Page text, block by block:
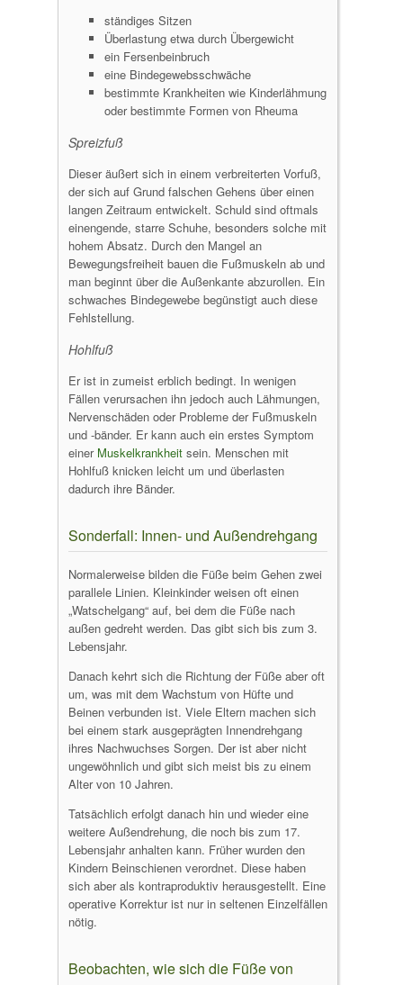
ständiges Sitzen
Überlastung etwa durch Übergewicht
ein Fersenbeinbruch
eine Bindegewebsschwäche
bestimmte Krankheiten wie Kinderlähmung
oder bestimmte Formen von Rheuma
Spreizfuß
Dieser äußert sich in einem verbreiterten Vorfuß,
der sich auf Grund falschen Gehens über einen
langen Zeitraum entwickelt. Schuld sind oftmals
einengende, starre Schuhe, besonders solche mit
hohem Absatz. Durch den Mangel an
Bewegungsfreiheit bauen die Fußmuskeln ab und
man beginnt über die Außenkante abzurollen. Ein
schwaches Bindegewebe begünstigt auch diese
Fehlstellung.
Hohlfuß
Er ist in zumeist erblich bedingt. In wenigen
Fällen verursachen ihn jedoch auch Lähmungen,
Nervenschäden oder Probleme der Fußmuskeln
und -bänder. Er kann auch ein erstes Symptom
einer Muskelkrankheit sein. Menschen mit
Hohlfuß knicken leicht um und überlasten
dadurch ihre Bänder.
Sonderfall: Innen- und Außendrehgang
Normalerweise bilden die Füße beim Gehen zwei
parallele Linien. Kleinkinder weisen oft einen
„Watschelgang“ auf, bei dem die Füße nach
außen gedreht werden. Das gibt sich bis zum 3.
Lebensjahr.
Danach kehrt sich die Richtung der Füße aber oft
um, was mit dem Wachstum von Hüfte und
Beinen verbunden ist. Viele Eltern machen sich
bei einem stark ausgeprägten Innendrehgang
ihres Nachwuchses Sorgen. Der ist aber nicht
ungewöhnlich und gibt sich meist bis zu einem
Alter von 10 Jahren.
Tatsächlich erfolgt danach hin und wieder eine
weitere Außendrehung, die noch bis zum 17.
Lebensjahr anhalten kann. Früher wurden den
Kindern Beinschienen verordnet. Diese haben
sich aber als kontraproduktiv herausgestellt. Eine
operative Korrektur ist nur in seltenen Einzelfällen
nötig.
Beobachten, wie sich die Füße von